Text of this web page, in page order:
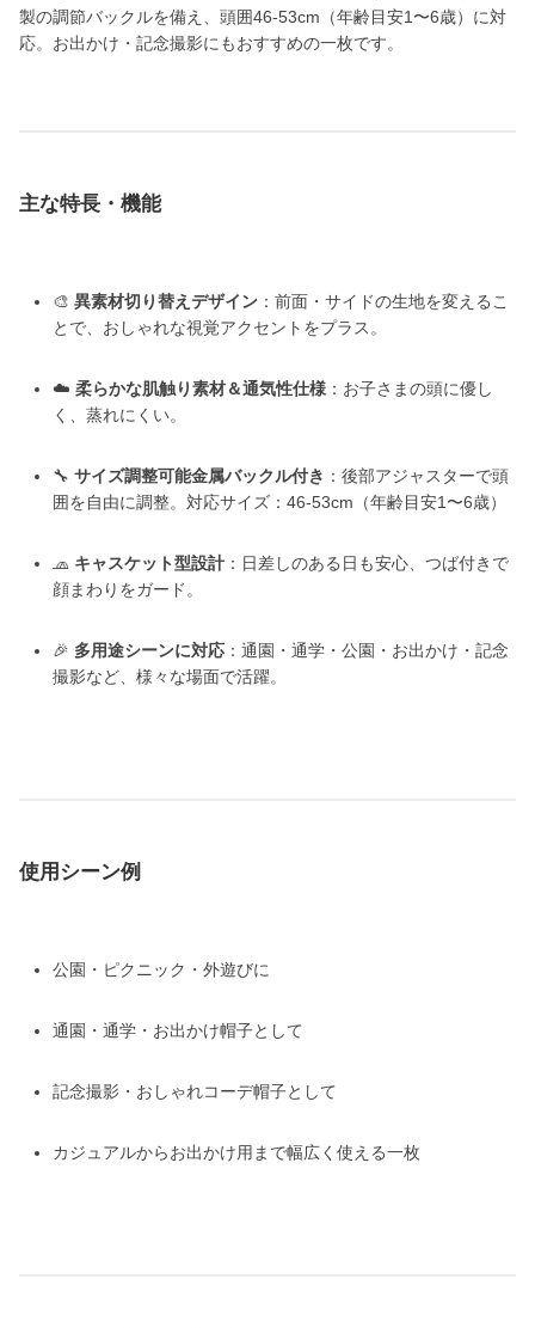
製の調節バックルを備え、頭囲46-53cm（年齢目安1〜6歳）に対
応。お出かけ・記念撮影にもおすすめの一枚です。
主な特長・機能
🎨 異素材切り替えデザイン ：前面・サイドの生地を変えるこ
とで、おしゃれな視覚アクセントをプラス。
☁️ 柔らかな肌触り素材＆通気性仕様 ：お子さまの頭に優し
く、蒸れにくい。
🔧 サイズ調整可能金属バックル付き ：後部アジャスターで頭
囲を自由に調整。対応サイズ：46-53cm（年齢目安1〜6歳）
🧢 キャスケット型設計 ：日差しのある日も安心、つば付きで
顔まわりをガード。
🎉 多用途シーンに対応 ：通園・通学・公園・お出かけ・記念
撮影など、様々な場面で活躍。
使用シーン例
公園・ピクニック・外遊びに
通園・通学・お出かけ帽子として
記念撮影・おしゃれコーデ帽子として
カジュアルからお出かけ用まで幅広く使える一枚